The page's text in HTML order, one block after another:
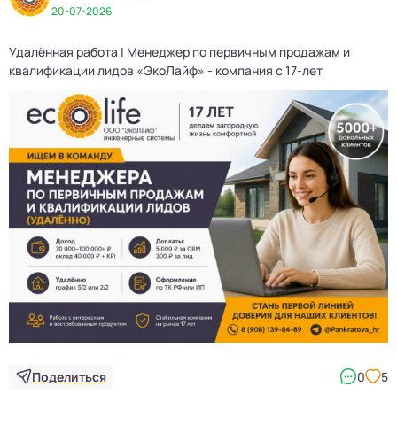
20-07-2026
Удалённая работа | Менеджер по первичным продажам и
квалификации лидов «ЭкоЛайф» - компания с 17-лет
Поделиться 0 5